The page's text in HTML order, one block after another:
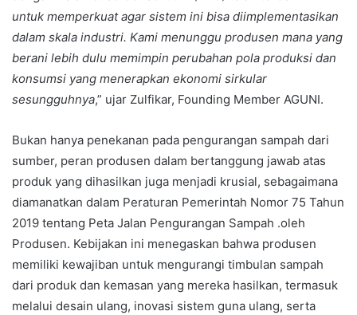
untuk memperkuat agar sistem ini bisa diimplementasikan
dalam skala industri. Kami menunggu produsen mana yang
berani lebih dulu memimpin perubahan pola produksi dan
konsumsi yang menerapkan ekonomi sirkular
sesungguhnya,” ujar Zulfikar, Founding Member AGUNI.
Bukan hanya penekanan pada pengurangan sampah dari
sumber, peran produsen dalam bertanggung jawab atas
produk yang dihasilkan juga menjadi krusial, sebagaimana
diamanatkan dalam Peraturan Pemerintah Nomor 75 Tahun
2019 tentang Peta Jalan Pengurangan Sampah .oleh
Produsen. Kebijakan ini menegaskan bahwa produsen
memiliki kewajiban untuk mengurangi timbulan sampah
dari produk dan kemasan yang mereka hasilkan, termasuk
melalui desain ulang, inovasi sistem guna ulang, serta